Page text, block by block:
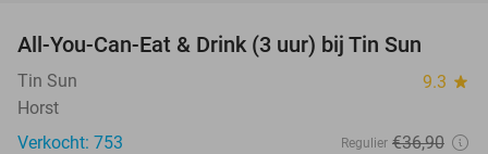
All-You-Can-Eat & Drink (3 uur) bij Tin Sun
Tin Sun 9.3 star
Horst
Verkocht: 753
Regulier €36,90